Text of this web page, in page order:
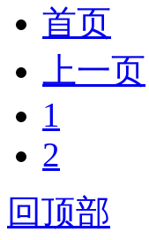
首页
上一页
1
2
回顶部